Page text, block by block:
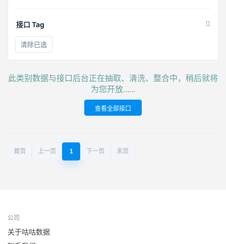
接口 Tag
清除已选
此类别数据与接口后台正在抽取、清洗、整合中，稍后就将
为您开放......
查看全部接口
首页 上一页 1 下一页 末页
公司
关于咕咕数据